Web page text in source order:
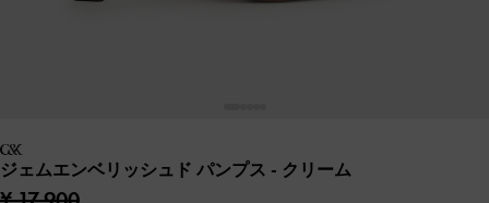
ジェムエンベリッシュド パンプス - クリーム